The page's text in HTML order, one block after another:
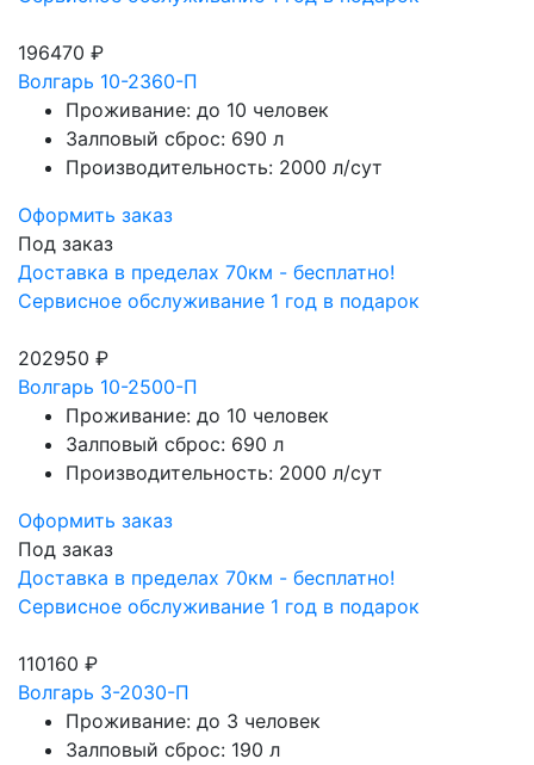
196470 ₽
Волгарь 10-2360-П
Проживание: до 10 человек
Залповый сброс: 690 л
Производительность: 2000 л/сут
Оформить заказ
Под заказ
Доставка в пределах 70км - бесплатно!
Сервисное обслуживание 1 год в подарок
202950 ₽
Волгарь 10-2500-П
Проживание: до 10 человек
Залповый сброс: 690 л
Производительность: 2000 л/сут
Оформить заказ
Под заказ
Доставка в пределах 70км - бесплатно!
Сервисное обслуживание 1 год в подарок
110160 ₽
Волгарь 3-2030-П
Проживание: до 3 человек
Залповый сброс: 190 л